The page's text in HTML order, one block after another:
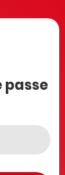
passe